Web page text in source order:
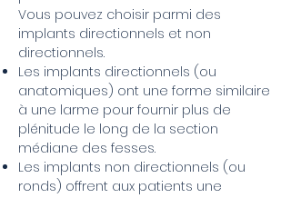
Vous pouvez choisir parmi des
implants directionnels et non
directionnels.
Les implants directionnels (ou
anatomiques) ont une forme similaire
à une larme pour fournir plus de
plénitude le long de la section
médiane des fesses.
Les implants non directionnels (ou
ronds) offrent aux patients une